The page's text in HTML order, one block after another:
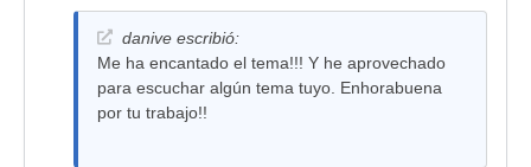
danive escribió:
Me ha encantado el tema!!! Y he aprovechado
para escuchar algún tema tuyo. Enhorabuena
por tu trabajo!!